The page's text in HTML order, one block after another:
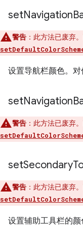
setNavigation
警告 ：此方法已废弃
设置导航栏颜色。对
setNavigation
警告 ：此方法已废弃
setSecondary
警告 ：此方法已废弃
设置辅助工具栏的颜